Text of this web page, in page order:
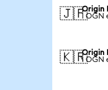
🇯🇵Origin
1 OGN
🇰🇷Origin
1 OGN